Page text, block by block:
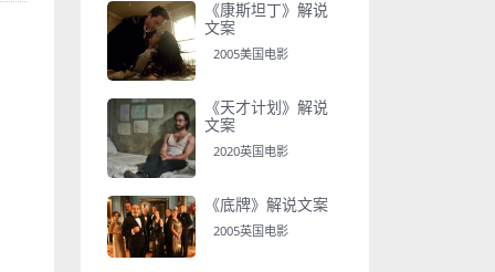
《康斯坦丁》解说
文案
2005美国电影
《天才计划》解说
文案
2020英国电影
《底牌》解说文案
2005英国电影